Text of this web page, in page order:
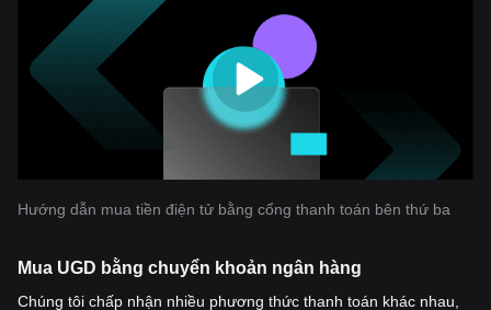
Hướng dẫn mua tiền điện tử bằng cổng thanh toán bên thứ ba
Mua UGD bằng chuyển khoản ngân hàng
Chúng tôi chấp nhận nhiều phương thức thanh toán khác nhau,